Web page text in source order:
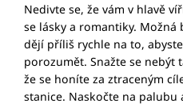
Nedivte se, že vám v hlavě
se lásky a romantiky. Možná
dějí příliš rychle na to,
porozumět. Snažte se nebýt
že se honíte za ztraceným
stanice. Naskočte na